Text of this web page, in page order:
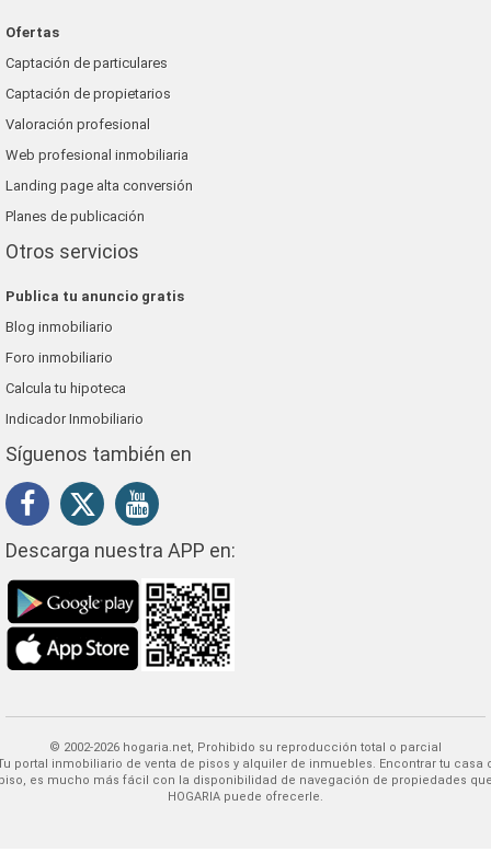
Ofertas
Captación de particulares
Captación de propietarios
Valoración profesional
Web profesional inmobiliaria
Landing page alta conversión
Planes de publicación
Otros servicios
Publica tu anuncio gratis
Blog inmobiliario
Foro inmobiliario
Calcula tu hipoteca
Indicador Inmobiliario
Síguenos también en
Descarga nuestra APP en:
© 2002-2026 hogaria.net, Prohibido su reproducción total o parcial
Encontrar tu casa o
es mucho más fácil con la disponibilidad de navegación de propiedades
HOGARIA puede ofrecerle.